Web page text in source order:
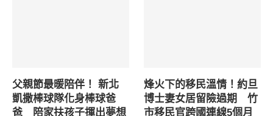
父親節最暖陪伴！ 新北
凱撒棒球隊化身棒球爸
爸 陪家扶孩子揮出夢想
烽火下的移民溫情！約旦
博士妻女居留險過期 竹
市移民官跨國連線5個月